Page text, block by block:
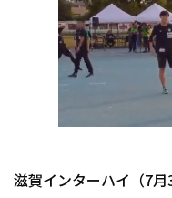
滋賀インターハイ（7